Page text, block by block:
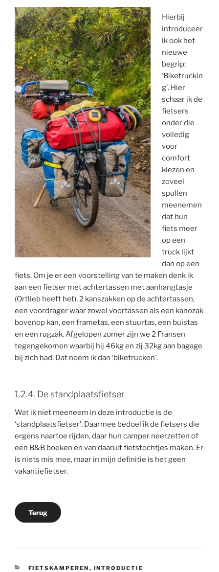
Hierbij
introduceer
ik ook het
nieuwe
begrip;
‘Biketruckin
g’. Hier
schaar ik de
fietsers
onder die
volledig
voor
comfort
kiezen en
zoveel
spullen
meenemen
dat hun
fiets meer
op een
truck lijkt
dan op een
fiets. Om je er een voorstelling van te maken denk ik
aan een fietser met achtertassen met aanhangtasje
(Ortlieb heeft het), 2 kanszakken op de achtertassen,
een voordrager waar zowel voortassen als een kanozak
bovenop kan, een frametas, een stuurtas, een buistas
en een rugzak. Afgelopen zomer zijn we 2 Fransen
tegengekomen waarbij hij 46kg en zij 32kg aan bagage
bij zich had. Dat noem ik dan ‘biketrucken’.
1.2.4. De standplaatsfietser
Wat ik niet meeneem in deze introductie is de
‘standplaatsfietser’. Daarmee bedoel ik de fietsers die
ergens naartoe rijden, daar hun camper neerzetten of
een B&B boeken en van daaruit fietstochtjes maken. Er
is niets mis mee, maar in mijn definitie is het geen
vakantiefietser.
Terug
CATEGORIEËN
FIETSKAMPEREN , INTRODUCTIE